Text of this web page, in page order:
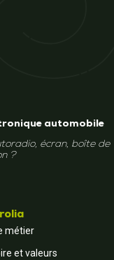
automobile
écran, boîte de
?
métier
et valeurs